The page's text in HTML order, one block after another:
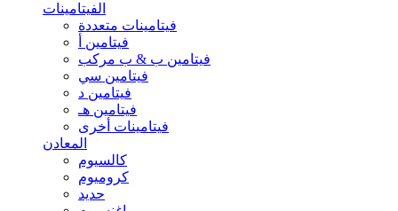
الفيتامينات
فيتامينات متعددة
فيتامين أ
فيتامين ب & ب مركب
فيتامين سي
فيتامين د
فيتامين هـ
فيتامينات أخرى
المعادن
كالسيوم
كروميوم
حديد